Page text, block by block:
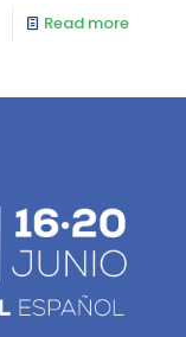
Read more